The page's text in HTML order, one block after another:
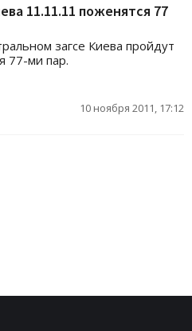
11.11.11 поженятся 77
загсе Киева пройдут
77-ми пар.
10 ноября 2011, 17:12